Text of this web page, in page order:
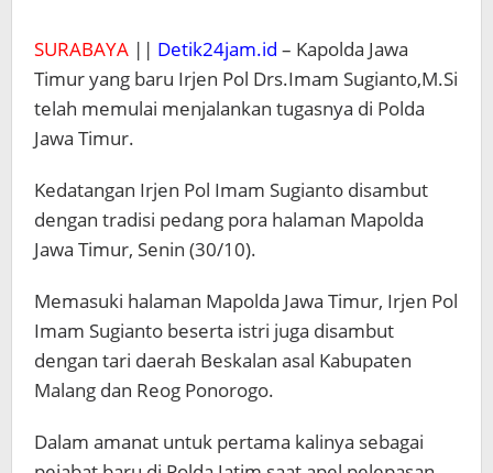
SURABAYA || Detik24jam.id – Kapolda Jawa
Timur yang baru Irjen Pol Drs.Imam Sugianto,M.Si
telah memulai menjalankan tugasnya di Polda
Jawa Timur.
Kedatangan Irjen Pol Imam Sugianto disambut
dengan tradisi pedang pora halaman Mapolda
Jawa Timur, Senin (30/10).
Memasuki halaman Mapolda Jawa Timur, Irjen Pol
Imam Sugianto beserta istri juga disambut
dengan tari daerah Beskalan asal Kabupaten
Malang dan Reog Ponorogo.
Dalam amanat untuk pertama kalinya sebagai